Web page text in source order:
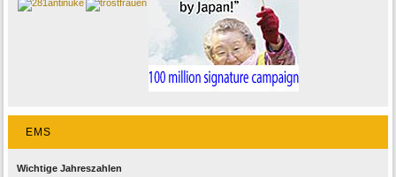
EMS
Wichtige Jahreszahlen